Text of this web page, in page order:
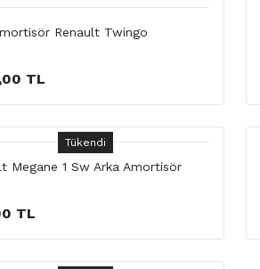
Renault Twingo
TL
Tükendi
Megane 1 Sw Arka Amortisör
TL